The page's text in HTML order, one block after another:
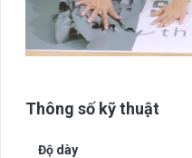
Thông số kỹ thuật
Độ dày